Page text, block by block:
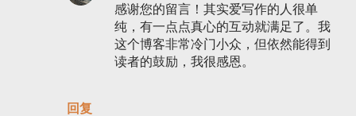
回复
感谢您的留言！其实爱写作的人很单
纯，有一点点真心的互动就满足了。我
这个博客非常冷门小众，但依然能得到
读者的鼓励，我很感恩。